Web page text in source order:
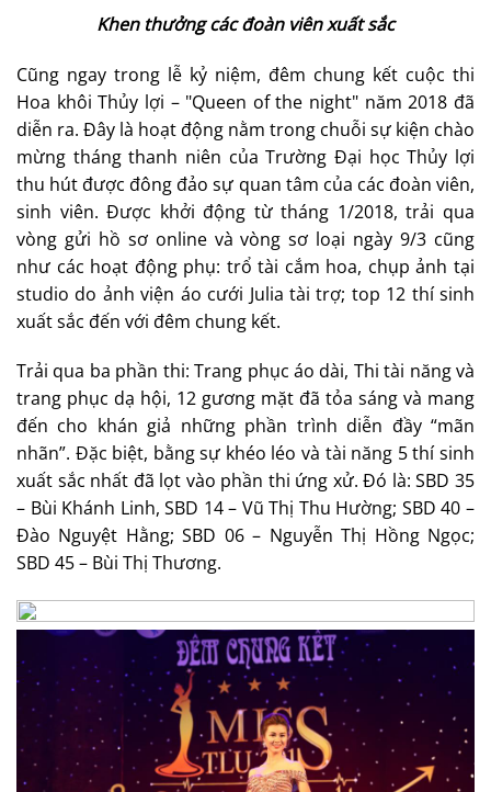
Khen thưởng các đoàn viên xuất sắc
Cũng ngay trong lễ kỷ niệm, đêm chung kết cuộc thi
Hoa khôi Thủy lợi – "Queen of the night" năm 2018 đã
diễn ra. Đây là hoạt động nằm trong chuỗi sự kiện chào
mừng tháng thanh niên của Trường Đại học Thủy lợi
thu hút được đông đảo sự quan tâm của các đoàn viên,
sinh viên. Được khởi động từ tháng 1/2018, trải qua
vòng gửi hồ sơ online và vòng sơ loại ngày 9/3 cũng
như các hoạt động phụ: trổ tài cắm hoa, chụp ảnh tại
studio do ảnh viện áo cưới Julia tài trợ; top 12 thí sinh
xuất sắc đến với đêm chung kết.
Trải qua ba phần thi: Trang phục áo dài, Thi tài năng và
trang phục dạ hội, 12 gương mặt đã tỏa sáng và mang
đến cho khán giả những phần trình diễn đầy “mãn
nhãn”. Đặc biệt, bằng sự khéo léo và tài năng 5 thí sinh
xuất sắc nhất đã lọt vào phần thi ứng xử. Đó là: SBD 35
– Bùi Khánh Linh, SBD 14 – Vũ Thị Thu Hường; SBD 40 –
Đào Nguyệt Hằng; SBD 06 – Nguyễn Thị Hồng Ngọc;
SBD 45 – Bùi Thị Thương.